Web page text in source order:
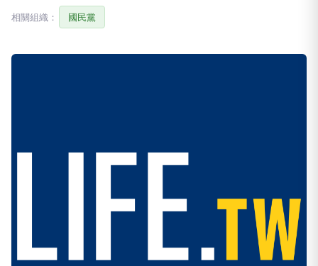
相關組織： 國民黨